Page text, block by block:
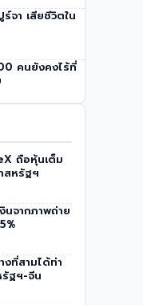
จา เสียชีวิตใน
คนยังคงไร้ที่
ถือหุ้นเต็ม
สหรัฐฯ
นจากภาพถ่าย
งที่สามได้ท่า
ฐฯ-จีน